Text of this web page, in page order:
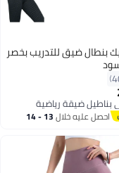
بنطال ضيق للتدريب بخصر
احصل عليه خلال 13 - 14